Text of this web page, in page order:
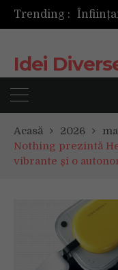
Trending :
Idei
Acasă 2026
Nothing prezintă
vibrante și o